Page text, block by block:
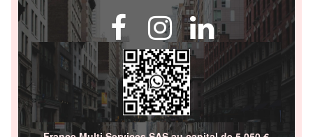
  